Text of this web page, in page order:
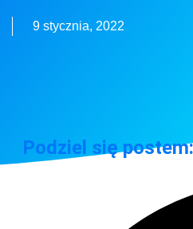
9 stycznia, 2022
Podziel się postem: